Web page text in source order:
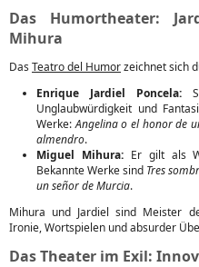
Das Humortheater:
Mihura
Das Teatro del Humorzeichnet sich
Enrique Jardiel Poncela:
Unglaubwürdigkeit und
Werke:Angelina o el honor de
almendro.
Miguel Mihura:Er gilt als
Bekannte Werke sind Tres
un señor de Murcia.
Mihura und Jardiel sind Meister
Ironie, Wortspielen und absurder
Das Theater im Exil: